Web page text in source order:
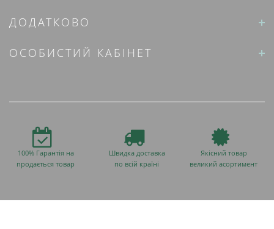
ДОДАТКОВО
ОСОБИСТИЙ КАБІНЕТ
100% Гарантія на
продається товар
Швидка доставка
по всій країні
Якісний товар
великий асортимент